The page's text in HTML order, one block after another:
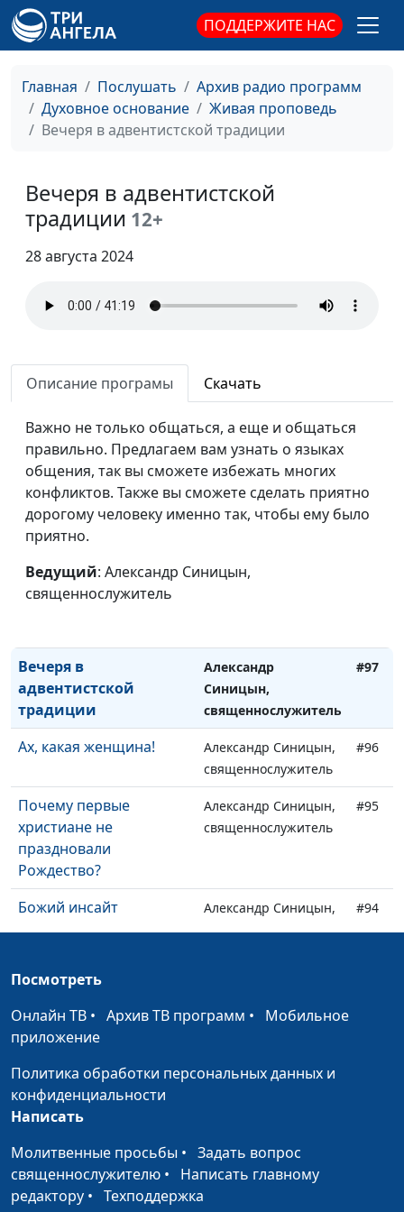
ПОДДЕРЖИТЕ НАС
Главная Послушать
Архив радио программ
Духовное основание
Живая проповедь
Вечеря в адвентистской традиции
Вечеря в адвентистской
традиции 12+
28 августа 2024
Описание програмы Скачать
Важно не только общаться, а еще и общаться
правильно. Предлагаем вам узнать о языках
общения, так вы сможете избежать многих
конфликтов. Также вы сможете сделать приятно
дорогому человеку именно так, чтобы ему было
приятно.
Ведущий: Александр Синицын,
священнослужитель
Как мы очаровываемся
и разочаровываемся
Александр Синицын,
священнослужитель
#108
О праведности по вере
Евгений Кафтанов,
священнослужитель
#107
Таинство смирения
Александр Синицын,
Мудрое духовное
воспитание детей
Александр Синицын,
Индивидуализм и
Пять стадий мотивации
Александр Синицын,
#103
Если Христос не
воскрес...
Александр Синицын,
А ты рожден свыше?
Александр Синицын,
священнослужитель
Почему нас так легко
обмануть?
Александр Синицын,
священнослужитель
#100
Евангелие для всех и
каждого
священнослужитель
Верой я сдвину даже
Вечеря в
адвентистской
традиции
Александр
Синицын,
священнослужитель
#97
Ах, какая женщина!
Александр Синицын,
священнослужитель
#96
Почему первые
христиане не
праздновали
Рождество?
Александр Синицын,
священнослужитель
#95
Божий инсайт
Александр Синицын,
священнослужитель
#94
Я не хочу ходить в
церковь
Александр Синицын,
Рождество и
новогодняя елка
Александр Синицын,
Разрушая преграды и
возвещая Христа
священнослужитель
Благая весть до Нового
Посмотреть
Онлайн ТВ • Архив ТВ программ • Мобильное
приложение
Политика обработки персональных данных и
конфиденциальности
Написать
Молитвенные просьбы • Задать вопрос
священнослужителю • Написать главному
редактору • Техподдержка